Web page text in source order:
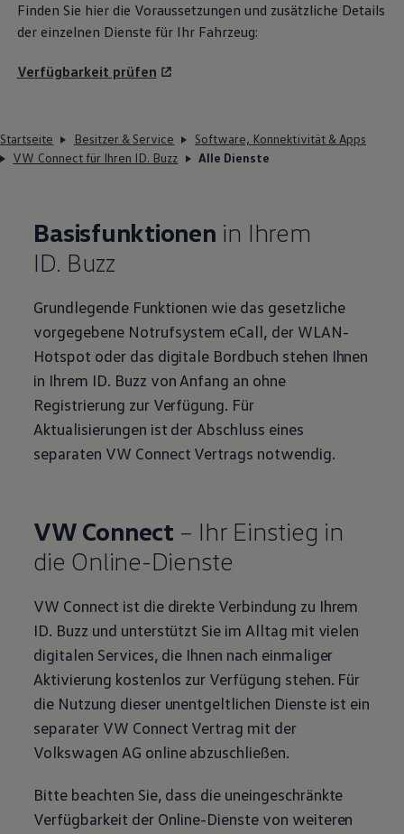
Finden Sie hier die Voraussetzungen und zusätzliche Details
der einzelnen Dienste für Ihr Fahrzeug:
Verfügbarkeit prüfen
Startseite Besitzer & Service
Software, Konnektivität & Apps
VW Connect für Ihren ID. Buzz
Alle Dienste
Basisfunktionen in Ihrem
ID. Buzz
Grundlegende Funktionen wie das gesetzliche
vorgegebene Notrufsystem eCall, der WLAN-
Hotspot oder das digitale Bordbuch stehen Ihnen
in Ihrem ID. Buzz von Anfang an ohne
Registrierung zur Verfügung. Für
Aktualisierungen ist der Abschluss eines
separaten VW Connect Vertrags notwendig.
VW Connect – Ihr Einstieg in
die Online-Dienste
VW Connect ist die direkte Verbindung zu Ihrem
ID. Buzz und unterstützt Sie im Alltag mit vielen
digitalen Services, die Ihnen nach einmaliger
Aktivierung kostenlos zur Verfügung stehen. Für
die Nutzung dieser unentgeltlichen Dienste ist ein
separater VW Connect Vertrag mit der
Volkswagen AG online abzuschließen.
Bitte beachten Sie, dass die uneingeschränkte
Verfügbarkeit der Online-Dienste von weiteren